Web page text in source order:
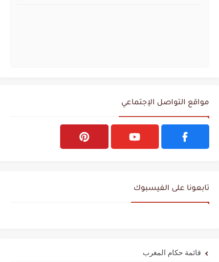
مواقع التواصل الإجتماعي
تابعونا على الفيسبوك
قائمة حكام المغرب